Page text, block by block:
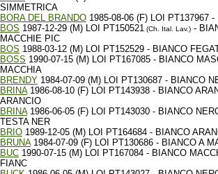
SIMMETRICA
BORA DEL BRANDO 1985-08-06 (F) LOI PT137967
BOS 1987-12-29 (M) LOI PT150521 (Ch. Ital. Lav.) -
MACCHIE PIC
BOS 1988-03-12 (M) LOI PT152529 - BIANCO
BOSS 1990-07-15 (M) LOI PT167085 - BIANCO
MACCHIA
BRENDY 1984-07-09 (M) LOI PT130687 - BIANCO
BRINA1986-08-10 (F) LOI PT143938 - BIANCO
ARANCIO
BRINA1986-06-05 (F) LOI PT143030 - BIANCO
TESTA NER
BRIO 1989-12-05 (M) LOI PT164684 - BIANCO
BRUNA1984-07-09 (F) LOI PT130686 - BIANCO A
BUC 1990-07-15 (M) LOI PT167084 - BIANCO
FIANC